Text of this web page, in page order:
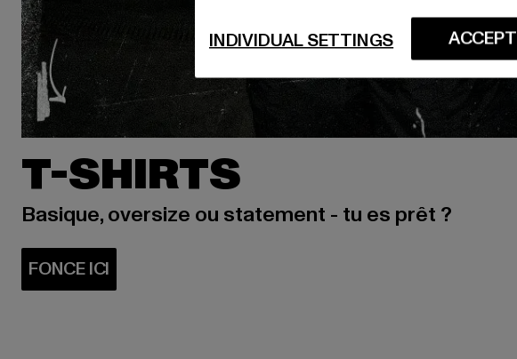
T-SHIRTS
Basique, oversize ou statement - tu es prêt ?
ACCEPT
INDIVIDUAL SETTINGS